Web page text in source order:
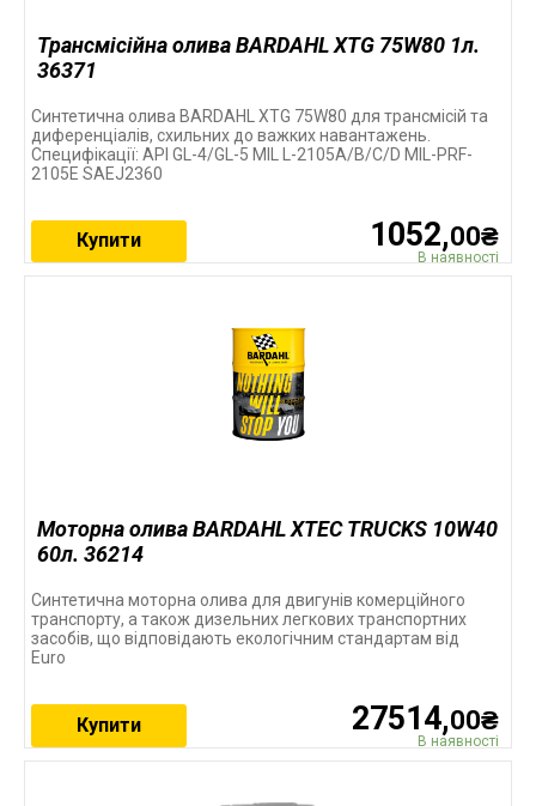
Трансмісійна олива BARDAHL XTG 75W80 1л.
36371
Синтетична олива BARDAHL XTG 75W80 для трансмісій та
диференціалів, схильних до важких навантажень.
Специфікації: API GL-4/GL-5 MIL L-2105A/B/C/D MIL-PRF-
2105E SAEJ2360
1052,00₴
В наявності
Купити
Моторна олива BARDAHL XTEC TRUCKS 10W40
60л. 36214
Синтетична моторна олива для двигунів комерційного
транспорту, а також дизельних легкових транспортних
засобів, що відповідають екологічним стандартам від
Euro
27514,00₴
В наявності
Купити